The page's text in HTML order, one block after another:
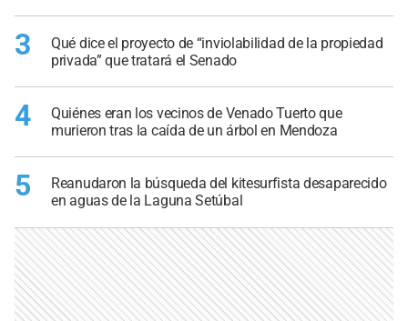
3
Qué dice el proyecto de “inviolabilidad de la propiedad
privada” que tratará el Senado
4
Quiénes eran los vecinos de Venado Tuerto que
murieron tras la caída de un árbol en Mendoza
5
Reanudaron la búsqueda del kitesurfista desaparecido
en aguas de la Laguna Setúbal